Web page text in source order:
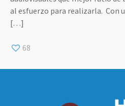
al esfuerzo para realizarla. Con
[…]
68